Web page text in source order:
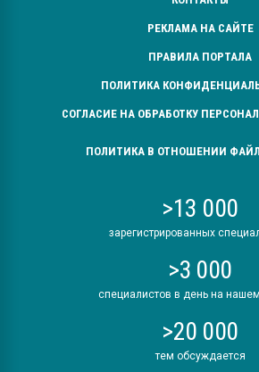
РЕКЛАМА НА САЙТЕ
ПРАВИЛА ПОРТАЛА
ПОЛИТИКА
СОГЛАСИЕ НА ОБРАБОТКУ
ПОЛИТИКА В ОТНОШЕНИИ
>13 000
зарегистрированных
>3 000
специалистов в день на
>20 000
тем обсуждается